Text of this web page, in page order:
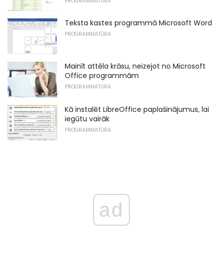
Teksta kastes programmā Microsoft Word
PROGRAMMATŪRA
Mainīt attēla krāsu, neizejot no Microsoft
Office programmām
PROGRAMMATŪRA
Kā instalēt LibreOffice paplašinājumus, lai
iegūtu vairāk
PROGRAMMATŪRA
ad